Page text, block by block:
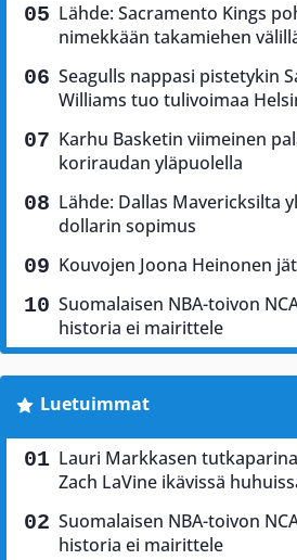
Lähde: Sacramento Kings
nimekkään takamiehen
Seagulls nappasi pistetykin
Williams tuo tulivoimaa
Karhu Basketin viimeinen
koriraudan yläpuolella
Lähde: Dallas Mavericksilta
dollarin sopimus
Kouvojen Joona Heinonen
Suomalaisen NBA-toivon
historia ei mairittele
Luetuimmat
Lauri Markkasen
Zach LaVine ikävissä
Suomalaisen NBA-toivon
historia ei mairittele